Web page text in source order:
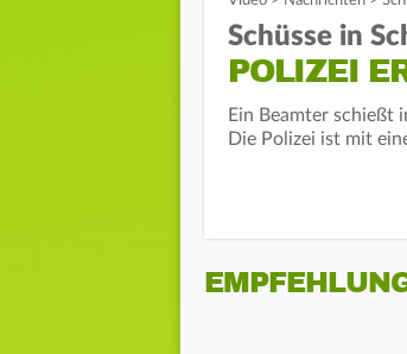
Schüsse in
POLIZEI
Ein Beamter schießt
Die Polizei ist mit